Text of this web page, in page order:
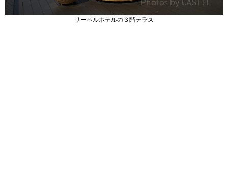
リーベルホテルの３階テラス